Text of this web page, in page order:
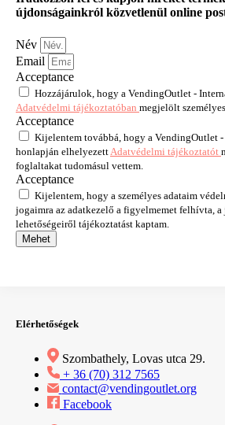
újdonságainkról közvetlenül online
Név
Email
Acceptance
Hozzájárulok, hogy a VendingOutlet -
Adatvédelmi tájékoztatóban megjelölt
Acceptance
Kijelentem továbbá, hogy a VendingOutlet
honlapján elhelyezett Adatvédelmi tájékoztatót
foglaltakat tudomásul vettem.
Acceptance
Kijelentem, hogy a személyes adataim
jogaimra az adatkezelő a figyelmemet felhívta, a
lehetőségeiről tájékoztatást kaptam.
Mehet
Elérhetőségek
Szombathely, Lovas utca 29.
+ 36 (70) 312 7565
contact@vendingoutlet.org
Facebook